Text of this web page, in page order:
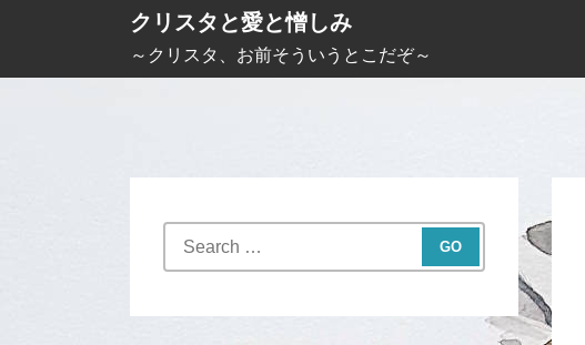
i
クリスタと愛と憎しみ
～クリスタ、お前そういうとこだぞ～